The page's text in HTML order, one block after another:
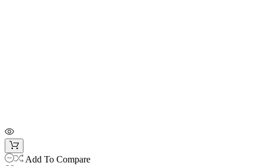
Add To Compare